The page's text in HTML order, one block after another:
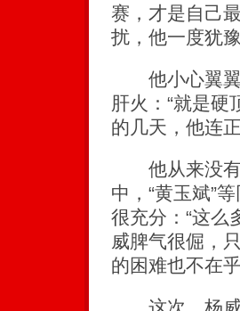
赛，才是自己
扰，他一度犹
他小心翼翼
肝火：“就是硬
的几天，他连
他从来没有
中，“黄玉斌”
很充分：“这么
威脾气很倔，
的困难也不在